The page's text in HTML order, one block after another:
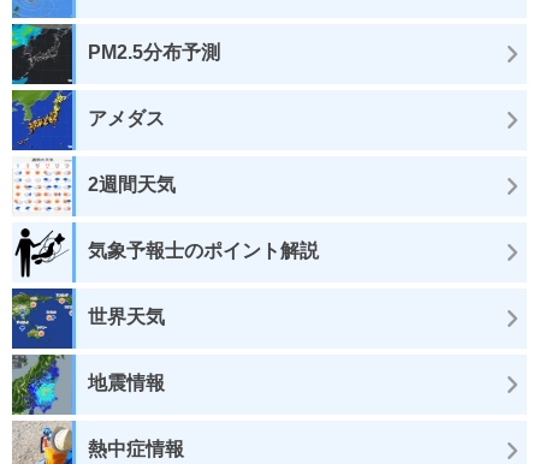
PM2.5分布予測
アメダス
2週間天気
気象予報士のポイント解説
世界天気
地震情報
熱中症情報